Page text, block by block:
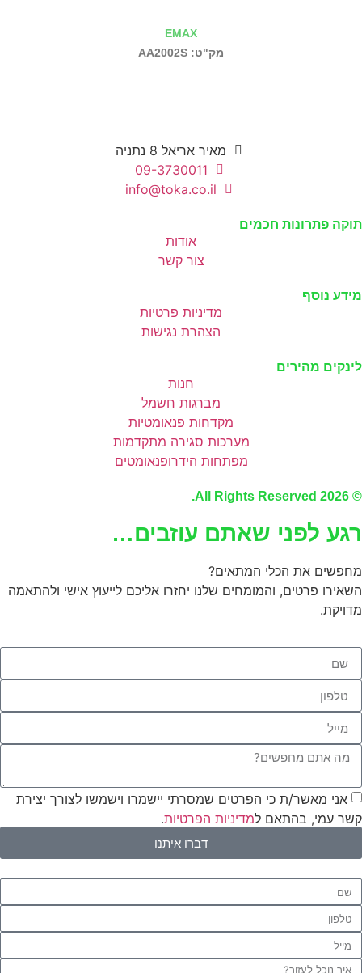
EMAX
מק"ט: AA2002S
מאיר אריאל 8 נתניה
09-3730011
info@toka.co.il
תוקה פתרונות חכמים
אודות
צור קשר
מידע נוסף
מדיניות פרטיות
הצהרת נגישות
לינקים מהירים
חנות
מברגות חשמל
מקדחות פנאומטיות
מערכות סגירה מתקדמות
מפתחות הידרופנאומטים
© 2026 All Rights Reserved.
רגע לפני שאתם עוזבים…
מחפשים את הכלי המתאים?
השאירו פרטים, והמומחים שלנו יחזרו אליכם לייעוץ אישי ולהתאמה
מדויקת.
אני מאשר/ת כי הפרטים שמסרתי יישמרו וישמשו לצורך יצירת
קשר עמי, בהתאם למדיניות הפרטיות.
דברו איתנו